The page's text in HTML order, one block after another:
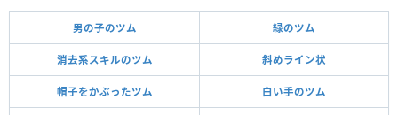
男の子のツム 緑のツム
消去系スキルのツム 斜めライン状
帽子をかぶったツム 白い手のツム